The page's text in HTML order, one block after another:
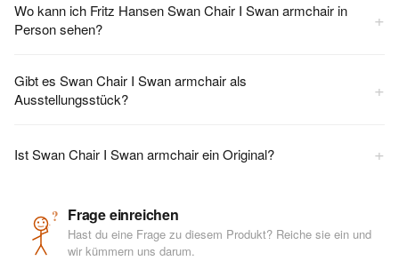
Wo kann ich Fritz Hansen Swan Chair I Swan armchair in
Person sehen?
+
Gibt es Swan Chair I Swan armchair als
Ausstellungsstück?
+
Ist Swan Chair I Swan armchair ein Original? +
? Frage einreichen
Hast du eine Frage zu diesem Produkt? Reiche sie ein und
wir kümmern uns darum.